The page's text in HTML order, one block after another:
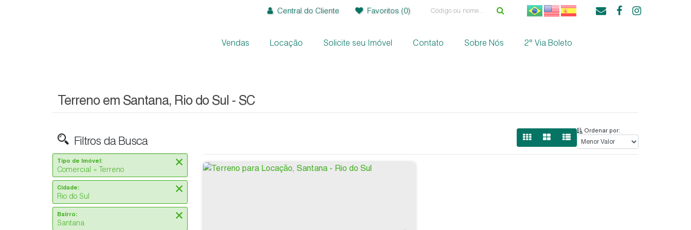
Central do Cliente Favoritos (0)
2° Via Boleto
Sobre Nós
Contato
Solicite seu Imóvel
Locação
Vendas
Terreno em Santana, Rio do Sul - SC
Filtros da Busca
Tipo de Imóvel:
Comercial » Terreno
Cidade:
Rio do Sul
Bairro:
Santana
Ordenar por: